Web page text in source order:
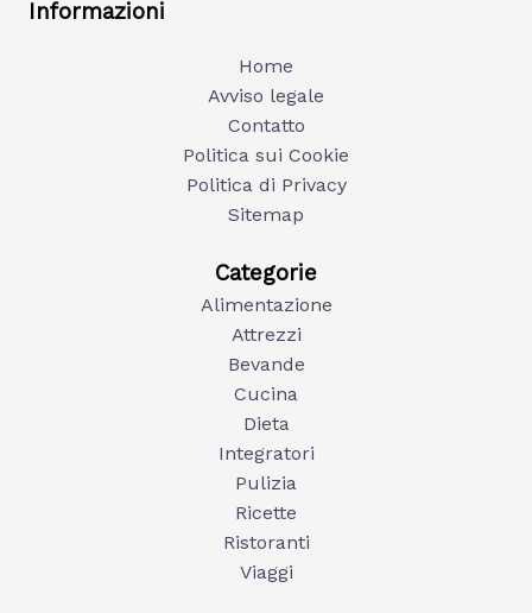
Informazioni
Home
Avviso legale
Contatto
Politica sui Cookie
Politica di Privacy
Sitemap
Categorie
Alimentazione
Attrezzi
Bevande
Cucina
Dieta
Integratori
Pulizia
Ricette
Ristoranti
Viaggi